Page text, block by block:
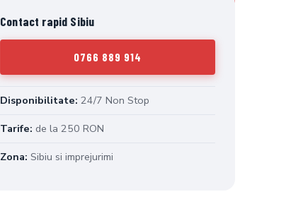
Contact rapid Sibiu
0766 889 914
Disponibilitate: 24/7 Non Stop
Tarife: de la 250 RON
Zona: Sibiu si imprejurimi